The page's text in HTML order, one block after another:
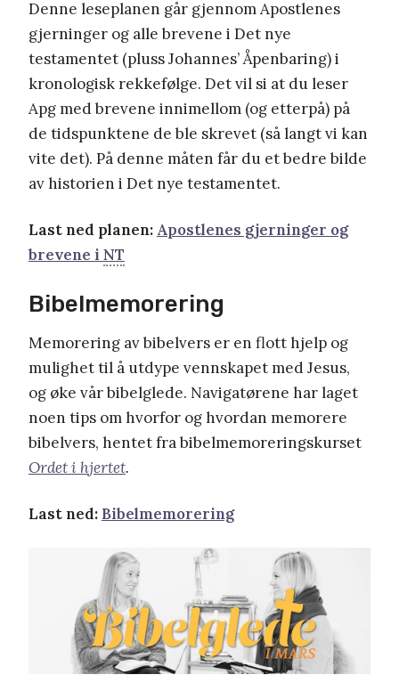
Denne leseplanen går gjennom Apostlenes
gjerninger og alle brevene i Det nye
testamentet (pluss Johannes’ Åpenbaring) i
kronologisk rekkefølge. Det vil si at du leser
Apg med brevene innimellom (og etterpå) på
de tidspunktene de ble skrevet (så langt vi kan
vite det). På denne måten får du et bedre bilde
av historien i Det nye testamentet.
Last ned planen: Apostlenes gjerninger og
brevene i NT
Bibelmemorering
Memorering av bibelvers er en flott hjelp og
mulighet til å utdype vennskapet med Jesus,
og øke vår bibelglede. Navigatørene har laget
noen tips om hvorfor og hvordan memorere
bibelvers, hentet fra bibelmemoreringskurset
Ordet i hjertet.
Last ned: Bibelmemorering